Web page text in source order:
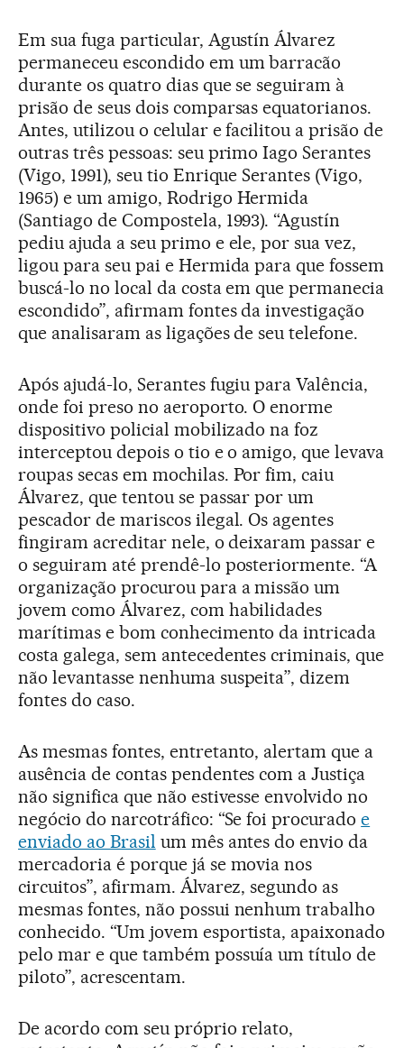
Em sua fuga particular, Agustín Álvarez
permaneceu escondido em um barracão
durante os quatro dias que se seguiram à
prisão de seus dois comparsas equatorianos.
Antes, utilizou o celular e facilitou a prisão de
outras três pessoas: seu primo Iago Serantes
(Vigo, 1991), seu tio Enrique Serantes (Vigo,
1965) e um amigo, Rodrigo Hermida
(Santiago de Compostela, 1993). “Agustín
pediu ajuda a seu primo e ele, por sua vez,
ligou para seu pai e Hermida para que fossem
buscá-lo no local da costa em que permanecia
escondido”, afirmam fontes da investigação
que analisaram as ligações de seu telefone.
Após ajudá-lo, Serantes fugiu para Valência,
onde foi preso no aeroporto. O enorme
dispositivo policial mobilizado na foz
interceptou depois o tio e o amigo, que levava
roupas secas em mochilas. Por fim, caiu
Álvarez, que tentou se passar por um
pescador de mariscos ilegal. Os agentes
fingiram acreditar nele, o deixaram passar e
o seguiram até prendê-lo posteriormente. “A
organização procurou para a missão um
jovem como Álvarez, com habilidades
marítimas e bom conhecimento da intricada
costa galega, sem antecedentes criminais, que
não levantasse nenhuma suspeita”, dizem
fontes do caso.
As mesmas fontes, entretanto, alertam que a
ausência de contas pendentes com a Justiça
não significa que não estivesse envolvido no
negócio do narcotráfico: “Se foi procuradoe
enviado ao Brasil um mês antes do envio da
mercadoria é porque já se movia nos
circuitos”, afirmam. Álvarez, segundo as
mesmas fontes, não possui nenhum trabalho
conhecido. “Um jovem esportista, apaixonado
pelo mar e que também possuía um título de
piloto”, acrescentam.
De acordo com seu próprio relato,